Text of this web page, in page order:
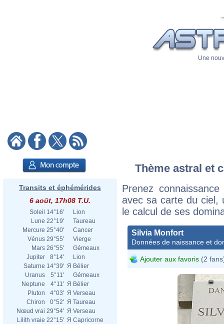
Une
Transits et éphémérides
6 août, 17h08 T.U.
Soleil 14°16'
Lion
Lune 22°19'
Taureau
Mercure 25°40'
Cancer
Vénus 29°55'
Vierge
Mars 26°55'
Gémeaux
Jupiter
8°14'
Lion
Saturne 14°39' Я Bélier
Uranus
5°11'
Gémeaux
Neptune
4°11' Я Bélier
Pluton
4°03' Я Verseau
Chiron
0°52' Я Taureau
Nœud vrai 29°54' Я Verseau
Lilith vraie 22°15' Я Capricorne
Thème astral et
Prenez
avec sa carte du ciel,
le calcul de ses
Silvia Monfort
Données de naissance et
Ajouter aux favoris (2